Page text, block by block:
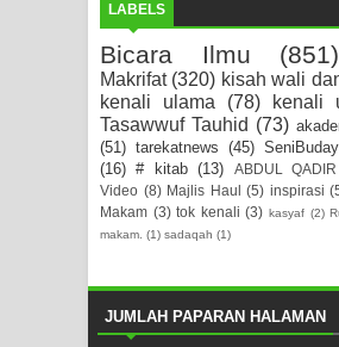
LABELS
Bicara Ilmu (851)
Makrifat (320) kisah wali
kenali ulama
(78) kenali
Tasawwuf Tauhid (73)
(51) tarekatnews (45)
(16) # kitab (13) ABDUL QADIR
Video (8) Majlis Haul (5) inspirasi
Makam (3) tok kenali (3) kasyaf (2)
makam. (1) sadaqah (1)
JUMLAH PAPARAN HALAMAN